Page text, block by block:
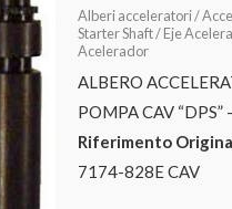
Alberi acceleratori /
Starter Shaft / Eje
Acelerador
ALBERO
POMPA CAV “DPS”
Riferimento
7174-828E CAV